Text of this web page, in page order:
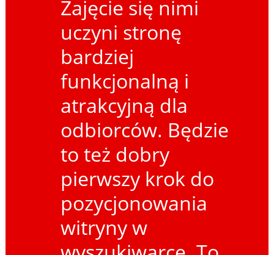
Zajęcie się nimi
uczyni stronę
bardziej
funkcjonalną i
atrakcyjną dla
odbiorców. Będzie
to też dobry
pierwszy krok do
pozycjonowania
witryny w